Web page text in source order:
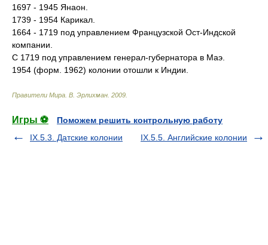
1697 - 1945 Янаон.
1739 - 1954 Карикал.
1664 - 1719 под управлением Французской Ост-Индской
компании.
С 1719 под управлением генерал-губернатора в Маэ.
1954 (форм. 1962) колонии отошли к Индии.
Правители Мира В. Эрлихман 2009
Игры ⚽
Поможем решить контрольную работу
IX.5.3. Датские колонии
IX.5.5. Английские колонии